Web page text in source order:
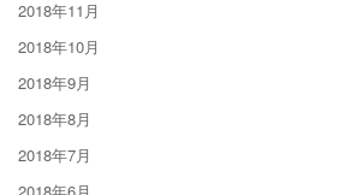
2018年11月
2018年10月
2018年9月
2018年8月
2018年7月